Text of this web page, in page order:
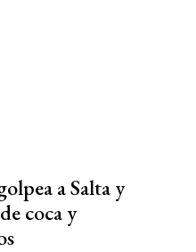
a Salta y
coca y